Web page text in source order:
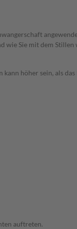
wie Sie mit dem
höher sein, als
auftreten.